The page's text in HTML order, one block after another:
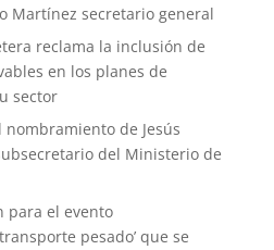
Martínez secretario general
reclama la inclusión de
en los planes de
sector
de Jesús
del Ministerio de
para el evento
pesado’ que se